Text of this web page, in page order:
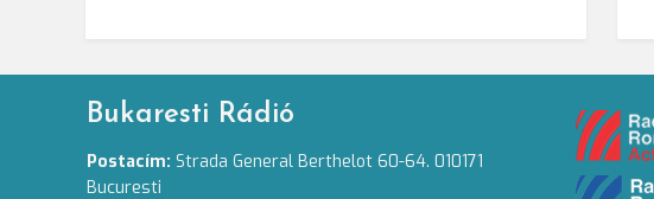
Bukaresti Rádió
Postacím: Strada General Berthelot 60-64. 010171
Bucuresti